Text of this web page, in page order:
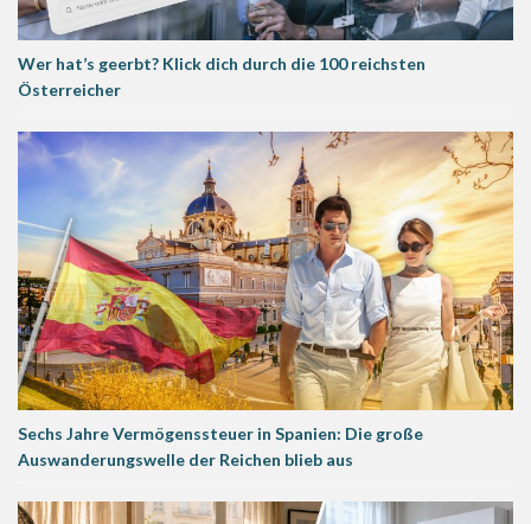
Wer hat’s geerbt? Klick dich durch die 100 reichsten
Österreicher
Sechs Jahre Vermögenssteuer in Spanien: Die große
Auswanderungswelle der Reichen blieb aus